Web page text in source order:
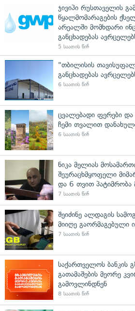
ჯივიპი რუსთაველის
წყალმომარაგების
არეალში მომხდარი
განცხადებას
5 საათის წინ
"თბილისის
განცხადებას
6 საათის წინ
ცვალებადი ფერები
ჩემი თვალით
6 საათის წინ
ნიკა მელიას
შეურაცხმყოფელი
და 6 თვით პატიმრობა
7 საათის წინ
შეიძინე ალდაგის
მიიღე გაორმაგებული
7 საათის წინ
საქართველოს ბანკის
გათამაშების მეორე
გამოვლინდნენ
8 საათის წინ